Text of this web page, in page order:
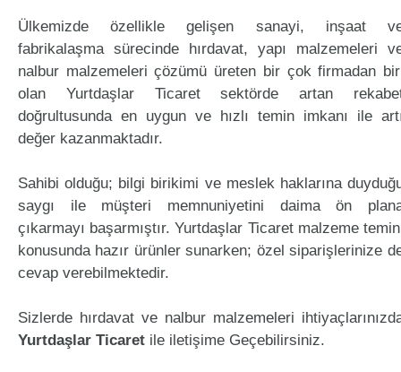
Ülkemizde özellikle gelişen sanayi, inşaat
fabrikalaşma sürecinde hırdavat, yapı malzemeleri
nalbur malzemeleri çözümü üreten bir çok firmadan
olan Yurtdaşlar Ticaret sektörde artan
doğrultusunda en uygun ve hızlı temin imkanı ile
değer kazanmaktadır.
Sahibi olduğu; bilgi birikimi ve meslek haklarına
saygı ile müşteri memnuniyetini daima ön
çıkarmayı başarmıştır. Yurtdaşlar Ticaret malzeme
konusunda hazır ürünler sunarken; özel siparişlerinize
cevap verebilmektedir.
Sizlerde hırdavat ve nalbur malzemeleri
Yurtdaşlar Ticaret ile iletişime Geçebilirsiniz.